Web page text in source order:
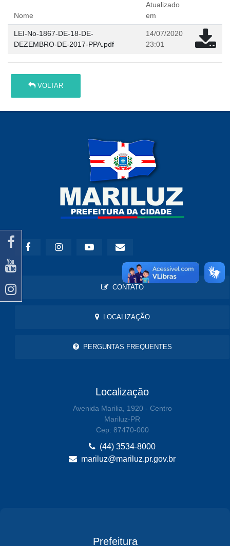
Nome
Atualizado
em
LEI-No-1867-DE-18-DE-
DEZEMBRO-DE-2017-PPA.pdf
14/07/2020
23:01
VOLTAR
CONTATO
LOCALIZAÇÃO
PERGUNTAS FREQUENTES
Localização
Avenida Marilia, 1920 - Centro
Mariluz-PR
Cep: 87470-000
(44) 3534-8000
mariluz@mariluz.pr.gov.br
Prefeitura